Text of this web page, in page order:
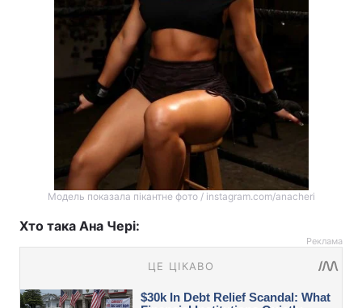
Модель показала пікантне фото / instagram.com/anacheri
Хто така Ана Чері:
Реклама